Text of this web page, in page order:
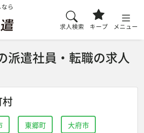
ら
求人検索 キープ メニュー
派遣社員・転職の求人
東郷町 大府市